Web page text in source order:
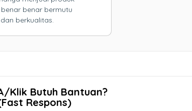
benar bermutu
dan berkualitas.
Klik Butuh Bantuan?
Respons)